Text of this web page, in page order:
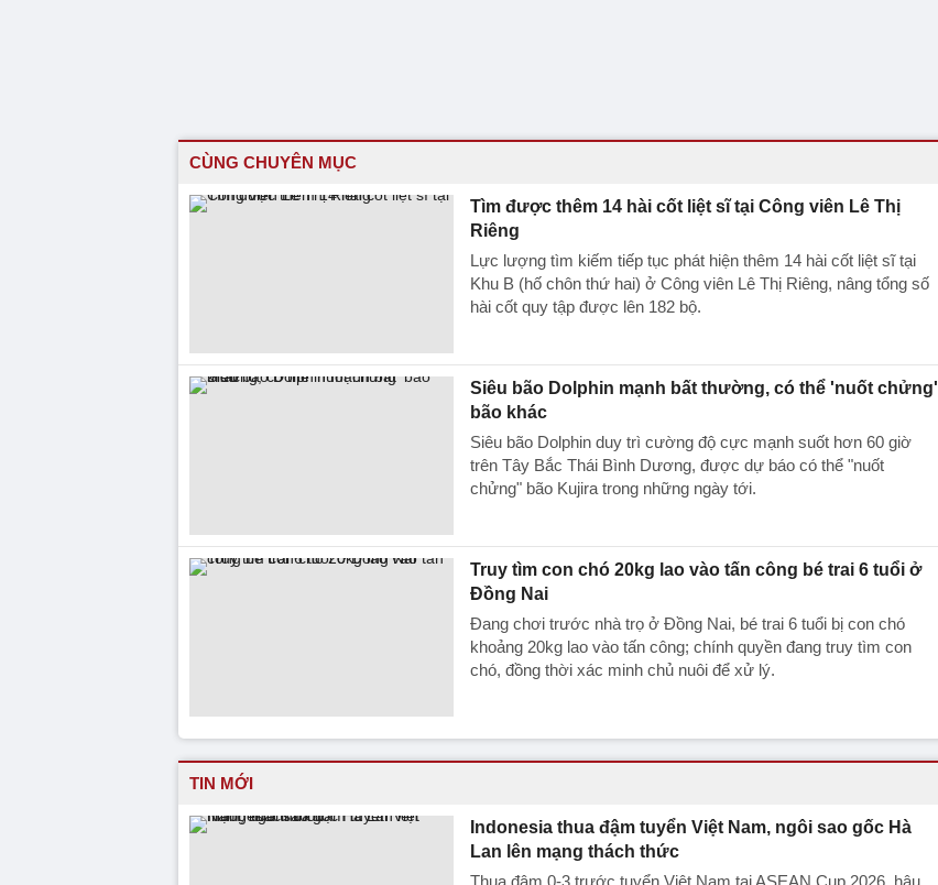
CÙNG CHUYÊN MỤC
Tìm được thêm 14 hài cốt liệt sĩ tại Công viên Lê Thị
Riêng
Lực lượng tìm kiếm tiếp tục phát hiện thêm 14 hài cốt liệt sĩ tại
Khu B (hố chôn thứ hai) ở Công viên Lê Thị Riêng, nâng tổng số
hài cốt quy tập được lên 182 bộ.
Siêu bão Dolphin mạnh bất thường, có thể 'nuốt chửng'
bão khác
Siêu bão Dolphin duy trì cường độ cực mạnh suốt hơn 60 giờ
trên Tây Bắc Thái Bình Dương, được dự báo có thể "nuốt
chửng" bão Kujira trong những ngày tới.
Truy tìm con chó 20kg lao vào tấn công bé trai 6 tuổi ở
Đồng Nai
Đang chơi trước nhà trọ ở Đồng Nai, bé trai 6 tuổi bị con chó
khoảng 20kg lao vào tấn công; chính quyền đang truy tìm con
chó, đồng thời xác minh chủ nuôi để xử lý.
TIN MỚI
Indonesia thua đậm tuyển Việt Nam, ngôi sao gốc Hà
Lan lên mạng thách thức
Thua đậm 0-3 trước tuyển Việt Nam tại ASEAN Cup 2026, hậu